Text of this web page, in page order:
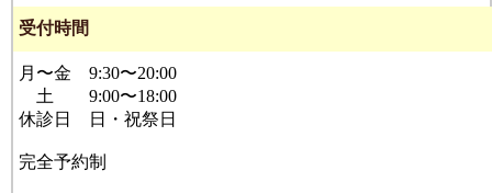
受付時間
月〜金 9:30〜20:00
土 9:00〜18:00
休診日 日・祝祭日
完全予約制